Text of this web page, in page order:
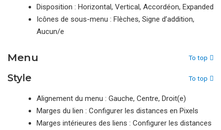
Disposition : Horizontal, Vertical, Accordéon, Expanded
Icônes de sous-menu : Flèches, Signe d’addition,
Aucun/e
Menu To top
Style To top
Alignement du menu : Gauche, Centre, Droit(e)
Marges du lien : Configurer les distances en Pixels
Marges intérieures des liens : Configurer les distances